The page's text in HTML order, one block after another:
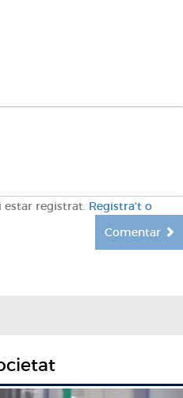
estar registrat. Registra't o
Comentar